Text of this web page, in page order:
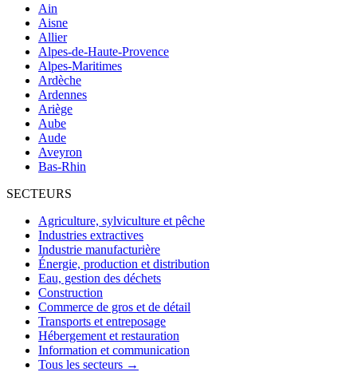
Ain
Aisne
Allier
Alpes-de-Haute-Provence
Alpes-Maritimes
Ardèche
Ardennes
Ariège
Aube
Aude
Aveyron
Bas-Rhin
SECTEURS
Agriculture, sylviculture et pêche
Industries extractives
Industrie manufacturière
Énergie, production et distribution
Eau, gestion des déchets
Construction
Commerce de gros et de détail
Transports et entreposage
Hébergement et restauration
Information et communication
Tous les secteurs →